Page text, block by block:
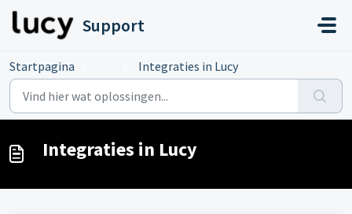
Support
Startpagina Integraties in Lucy
Integraties in Lucy